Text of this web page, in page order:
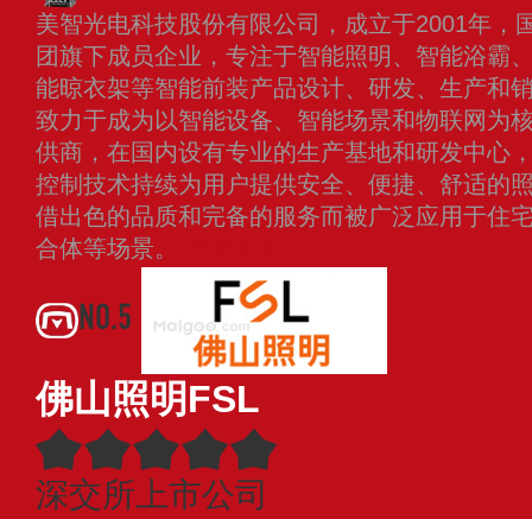
美智光电科技股份有限公司，成立于2001年，
团旗下成员企业，专注于智能照明、智能浴霸
能晾衣架等智能前装产品设计、研发、生产和
致力于成为以智能设备、智能场景和物联网为
供商，在国内设有专业的生产基地和研发中心
控制技术持续为用户提供安全、便捷、舒适的
借出色的品质和完备的服务而被广泛应用于住
合体等场景。
NO.5
佛山照明FSL
深交所上市公司